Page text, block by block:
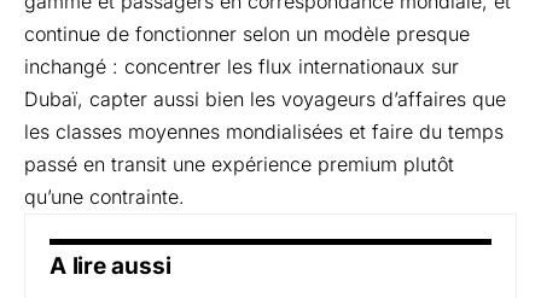
continue de fonctionner selon un modèle presque
inchangé : concentrer les flux internationaux sur
Dubaï, capter aussi bien les voyageurs d’affaires que
les classes moyennes mondialisées et faire du temps
passé en transit une expérience premium plutôt
qu’une contrainte.
A lire aussi